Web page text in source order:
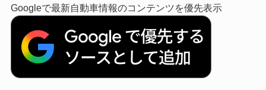
Googleで最新自動車情報のコンテンツを優先表示